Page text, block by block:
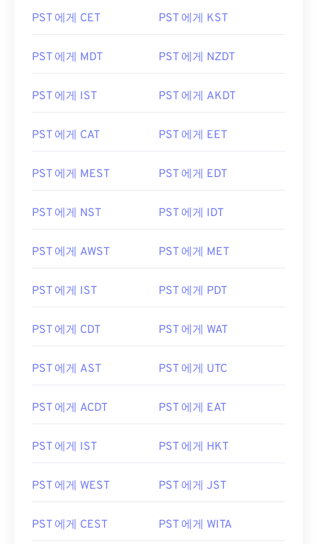
PST 에게 CET PST 에게 KST
PST 에게 MDT PST 에게 NZDT
PST 에게 IST PST 에게 AKDT
PST 에게 CAT PST 에게 EET
PST 에게 MEST PST 에게 EDT
PST 에게 NST PST 에게 IDT
PST 에게 AWST PST 에게 MET
PST 에게 IST PST 에게 PDT
PST 에게 CDT PST 에게 WAT
PST 에게 AST PST 에게 UTC
PST 에게 ACDT PST 에게 EAT
PST 에게 IST PST 에게 HKT
PST 에게 WEST PST 에게 JST
PST 에게 CEST PST 에게 WITA